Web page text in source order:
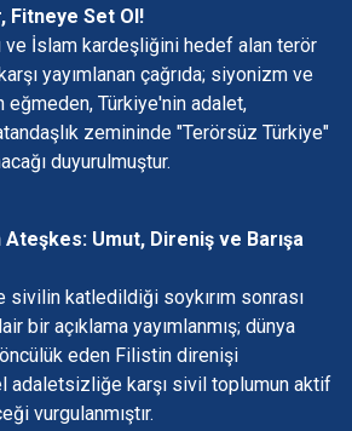
Fitneye Set Ol!
ve İslam kardeşliğini hedef alan terör
yayımlanan çağrıda; siyonizm ve
Türkiye'nin adalet,
zemininde "Terörsüz Türkiye"
duyurulmuştur.
Umut, Direniş ve Barışa
sivilin katledildiği soykırım sonrası
bir açıklama yayımlanmış; dünya
öncülük eden Filistin direnişi
adaletsizliğe karşı sivil toplumun aktif
vurgulanmıştır.